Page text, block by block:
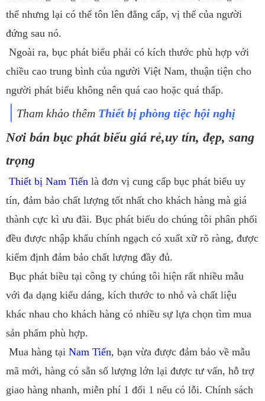
thể nhưng lại có thể tôn lên đẳng cấp, vị thế của người
đứng sau nó.
Ngoài ra, bục phát biểu phải có kích thước phù hợp với
chiều cao trung bình của người Việt Nam, thuận tiện cho
người phát biểu không nên quá cao hoặc quá thấp.
Tham khảo thêm Thiết bị phòng tiệc hội nghị
Nơi bán bục phát biểu giá rẻ,uy tín, đẹp, sang
trọng
Thiết bị Nam Tiến là đơn vị cung cấp bục phát biểu uy
tín, đảm bảo chất lượng tốt nhất cho khách hàng mà giá
thành cực kì ưu đãi. Bục phát biểu do chúng tôi phân phối
đều được nhập khẩu chính ngạch có xuất xữ rõ ràng, được
kiểm định đảm bảo chất lượng đầy đủ.
Bục phát biều tại công ty chúng tôi hiện rất nhiều mẫu
với đa dạng kiểu dáng, kích thước to nhỏ và chất liệu
khác nhau cho khách hàng có nhiều sự lựa chọn tìm mua
sản phẩm phù hợp.
Mua hàng tại Nam Tiến, bạn vừa được đảm bảo về mẫu
mã mới, hàng có sẵn số lượng lớn lại được tư vấn, hỗ trợ
giao hàng nhanh, miễn phí 1 đổi 1 nếu có lỗi. Chính sách